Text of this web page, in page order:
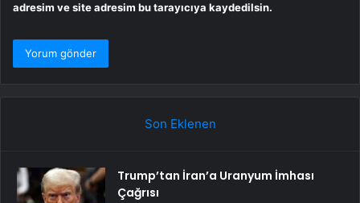
adresim ve site adresim bu tarayıcıya kaydedilsin.
Son Eklenen
Trump’tan İran’a Uranyum İmhası
Çağrısı